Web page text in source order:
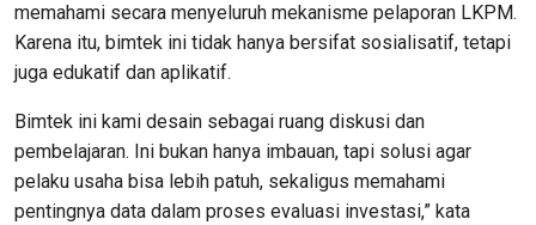
memahami secara menyeluruh mekanisme pelaporan LKPM.
Karena itu, bimtek ini tidak hanya bersifat sosialisatif, tetapi
juga edukatif dan aplikatif.
Bimtek ini kami desain sebagai ruang diskusi dan
pembelajaran. Ini bukan hanya imbauan, tapi solusi agar
pelaku usaha bisa lebih patuh, sekaligus memahami
pentingnya data dalam proses evaluasi investasi,” kata